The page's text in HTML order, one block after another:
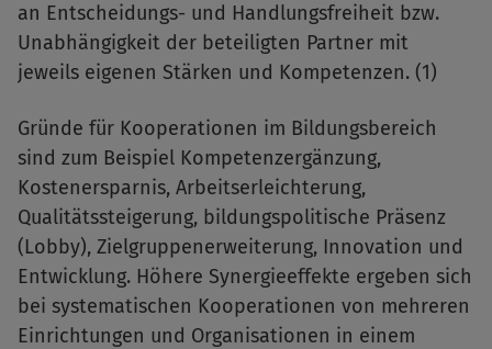
an Entscheidungs- und Handlungsfreiheit bzw.
Unabhängigkeit der beteiligten Partner mit
jeweils eigenen Stärken und Kompetenzen. (1)
Gründe für Kooperationen im Bildungsbereich
sind zum Beispiel Kompetenzergänzung,
Kostenersparnis, Arbeitserleichterung,
Qualitätssteigerung, bildungspolitische Präsenz
(Lobby), Zielgruppenerweiterung, Innovation und
Entwicklung. Höhere Synergieeffekte ergeben sich
bei systematischen Kooperationen von mehreren
Einrichtungen und Organisationen in einem